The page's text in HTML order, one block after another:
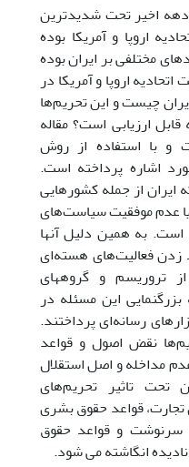
اخیر تحت شدیدترین
اروپا و آمریکا بوده
مختلفی بر ایران بوده
اروپا و آمریکا در
چیست و این تحریم‌ها
ارزیابی است؟ مقاله
و با استفاده از روش
اشاره پرداخته است.
ایران از جمله کشورهایی
عدم موفقیت سیاست‌های
است. به همین دلیل آنها
زدن فعالیت‌های هسته‌ای
تروریسم و گروههای
این مسئله در
رسانه‌ای پرداختند.
نقض اصول و قواعد
مداخله و اصل استقلال
تحت تاثیر تحریم‌های
قواعد حقوق بشری
سرنوشت و قواعد حقوق
انگاشته می شود.